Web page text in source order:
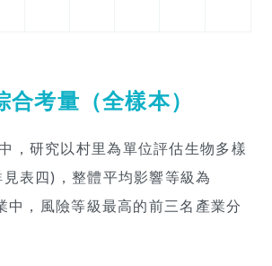
考量（全樣本）
，研究以村里為單位評估生物多樣
表四)，整體平均影響等級為
中，風險等級最高的前三名產業分